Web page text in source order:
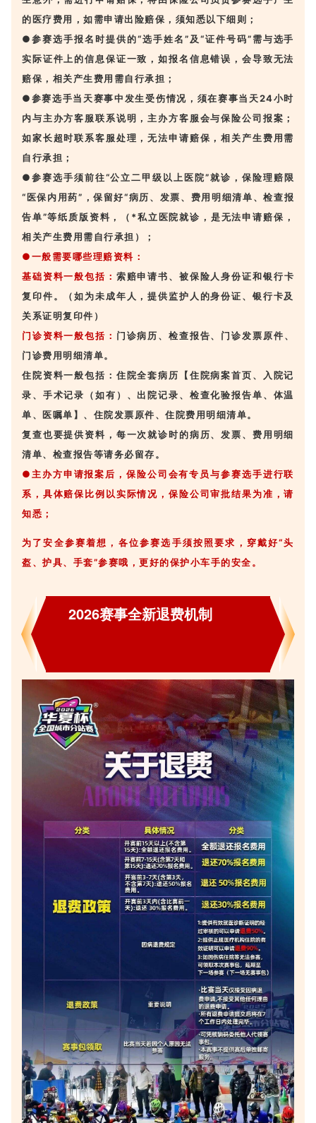
的医疗费用，如需申请出险赔保，须知悉以下细则；
●参赛选手报名时提供的“选手姓名”及“证件号码”需与选手
实际证件上的信息保证一致，如报名信息错误，会导致无法
赔保，相关产生费用需自行承担；
●参赛选手当天赛事中发生受伤情况，须在赛事当天24小时
内与主办方客服联系说明，主办方客服会与保险公司报案；
如家长超时联系客服处理，无法申请赔保，相关产生费用需
自行承担；
●参赛选手须前往“公立二甲级以上医院”就诊，保险理赔限
“医保内用药”，保留好“病历、发票、费用明细清单、检查报
告单”等纸质版资料，（*私立医院就诊，是无法申请赔保，
相关产生费用需自行承担）；
●一般需要哪些理赔资料：
基础资料一般包括： 索赔申请书、被保险人身份证和银行卡
复印件。（如为未成年人，提供监护人的身份证、银行卡及
关系证明复印件）
门诊资料一般包括： 门诊病历、检查报告、门诊发票原件、
门诊费用明细清单。
住院资料一般包括：住院全套病历【住院病案首页、入院记
录、手术记录（如有）、出院记录、检查化验报告单、体温
单、医嘱单】、住院发票原件、住院费用明细清单。
复查也要提供资料，每一次就诊时的病历、发票、费用明细
清单、检查报告等请务必留存。
●主办方申请报案后，保险公司会有专员与参赛选手进行联
系，具体赔保比例以实际情况，保险公司审批结果为准，请
知悉；
为了安全参赛着想，各位参赛选手须按照要求，穿戴好“头
盔、护具、手套”参赛哦，更好的保护小车手的安全。
2026赛事全新退费机制